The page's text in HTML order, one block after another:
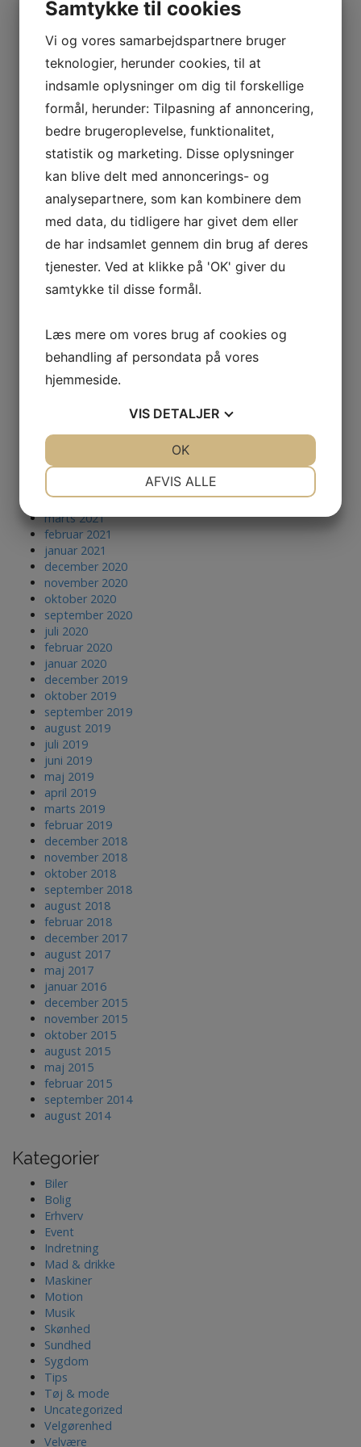
juli 2025
marts 2025
februar 2025
november 2024
maj 2024
februar 2024
januar 2024
december 2023
november 2023
oktober 2023
september 2023
juli 2023
april 2023
marts 2023
januar 2023
december 2022
november 2022
oktober 2022
maj 2022
april 2022
marts 2022
februar 2022
oktober 2021
juni 2021
april 2021
marts 2021
februar 2021
januar 2021
december 2020
november 2020
oktober 2020
september 2020
juli 2020
februar 2020
januar 2020
december 2019
oktober 2019
september 2019
august 2019
juli 2019
juni 2019
maj 2019
april 2019
marts 2019
februar 2019
december 2018
november 2018
oktober 2018
september 2018
august 2018
februar 2018
december 2017
august 2017
maj 2017
januar 2016
december 2015
november 2015
oktober 2015
august 2015
maj 2015
februar 2015
september 2014
august 2014
Kategorier
Biler
Bolig
Erhverv
Event
Indretning
Mad & drikke
Maskiner
Motion
Musik
Skønhed
Sundhed
Sygdom
Tips
Tøj & mode
Uncategorized
Velgørenhed
Velvære
Samtykke til cookies
Vi og vores samarbejdspartnere bruger
teknologier, herunder cookies, til at
indsamle oplysninger om dig til forskellige
formål, herunder: Tilpasning af annoncering,
bedre brugeroplevelse, funktionalitet,
statistik og marketing. Disse oplysninger
kan blive delt med annoncerings- og
analysepartnere, som kan kombinere dem
med data, du tidligere har givet dem eller
de har indsamlet gennem din brug af deres
tjenester. Ved at klikke på 'OK' giver du
samtykke til disse formål.
Læs mere om vores brug af cookies og
behandling af persondata på vores
hjemmeside.
VIS DETALJER
MARKETING
AFVIS ALLE
OK